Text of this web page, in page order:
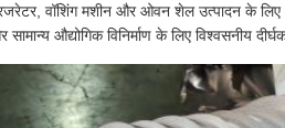
वॉशिंग मशीन और ओवन शेल उत्पादन के
औद्योगिक विनिर्माण के लिए विश्वसनीय